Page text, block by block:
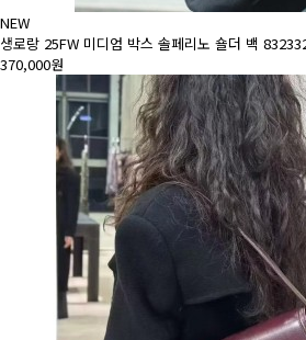
NEW
생로랑 25FW 미디엄 박스 솔페리노 숄더 백
370,000원